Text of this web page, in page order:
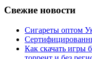
Свежие новости
Сигареты оптом
Как скачать игры